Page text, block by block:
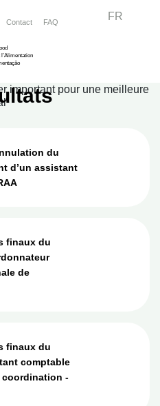
au
contenu
principal
Menu right
Contact FAQ FR
du
d’un assistant
finaux du
de
finaux du
comptable
coordination -